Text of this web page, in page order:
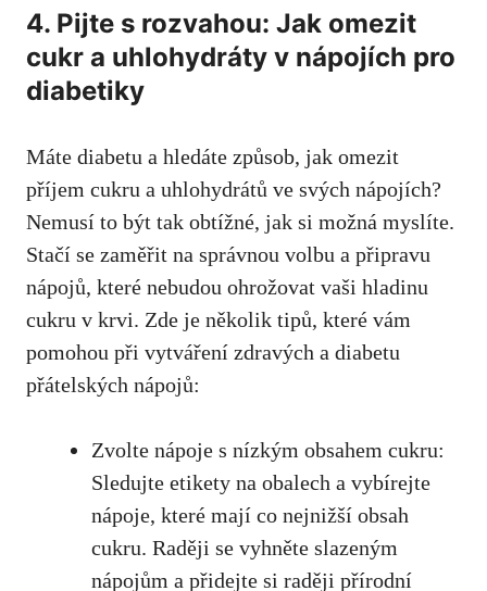
4. ‌Pijte s ‌rozvahou: Jak ⁢omezit
cukr a uhlohydráty v nápojích pro
⁢diabetiky
Máte diabetu a hledáte způsob,⁣ jak omezit⁢
příjem cukru a uhlohydrátů‍ ve svých nápojích?
Nemusí ⁢to ​být ‍tak obtížné, ⁤jak si⁢ možná myslíte.
Stačí‌ se zaměřit⁣ na správnou volbu⁣ a​ připravu
nápojů,⁣ které⁢ nebudou⁣ ohrožovat⁣ vaši hladinu
cukru v krvi. Zde je několik tipů, které vám
pomohou při vytváření ⁣zdravých a diabetu
přátelských ​nápojů:
Zvolte nápoje s nízkým ⁢obsahem ​cukru:
Sledujte etikety na obalech a vybírejte
⁤nápoje, které⁣ mají ⁤co nejnižší obsah
⁣cukru. Raději se vyhněte slazeným
nápojům a ⁣přidejte si‍ raději přírodní